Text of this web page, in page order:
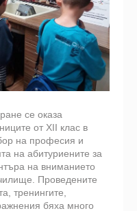
се оказа
от XII клас в
на професия и
на абитуриените за
на вниманието
Проведените
тренингите,
бяха много